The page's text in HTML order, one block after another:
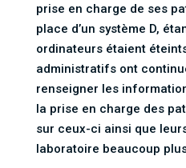
prise en charge de ses
place d’un système D,
ordinateurs étaient
administratifs ont
renseigner les
la prise en charge des
sur ceux-ci ainsi que
laboratoire beaucoup